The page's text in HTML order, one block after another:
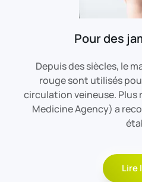
Pour des
Depuis des siècles, le
rouge sont utilisés
circulation veineuse. Plus
Medicine Agency) a
Lire